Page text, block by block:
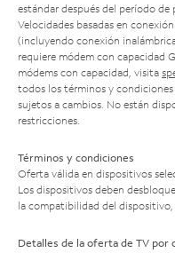
estándar después del período
Velocidades basadas en
(incluyendo conexión
requiere módem con capacidad
módems con capacidad, visita
todos los términos y
sujetos a cambios. No están
restricciones.
Términos y condiciones
Oferta válida en dispositivos
Los dispositivos deben
la compatibilidad del
Detalles de la oferta de TV por